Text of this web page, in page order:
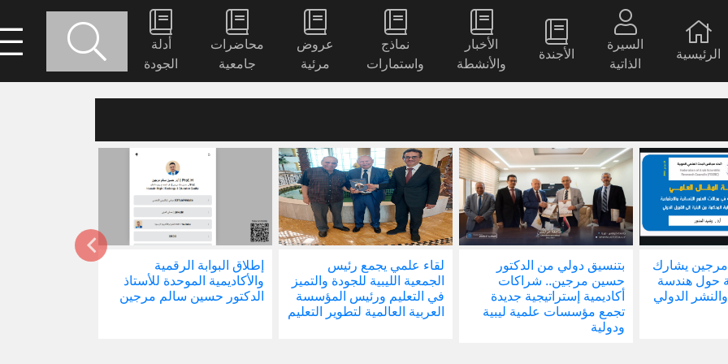
الرئيسية
السيرة
الذاتية
الأجندة
الأخبار
والأنشطة
نماذج
واستمارات
عروض
مرئية
محاضرات
جامعية
أدلة
الجودة
مرجين يشارك
حول هندسة
الدولي
بتنسيق دولي من الدكتور
حسين مرجين.. شراكات
أكاديمية إستراتيجية جديدة
تجمع مؤسسات علمية ليبية
ودولية
لقاء علمي يجمع رئيس
الجمعية الليبية للجودة والتميز
في التعليم ورئيس المؤسسة
العربية العالمية لتطوير التعليم
إطلاق البوابة الرقمية
والأكاديمية الموحدة للأستاذ
الدكتور حسين سالم مرجين